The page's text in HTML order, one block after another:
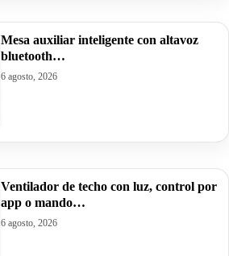
Mesa auxiliar inteligente con altavoz
bluetooth…
6 agosto, 2026
Ventilador de techo con luz, control por
app o mando…
6 agosto, 2026